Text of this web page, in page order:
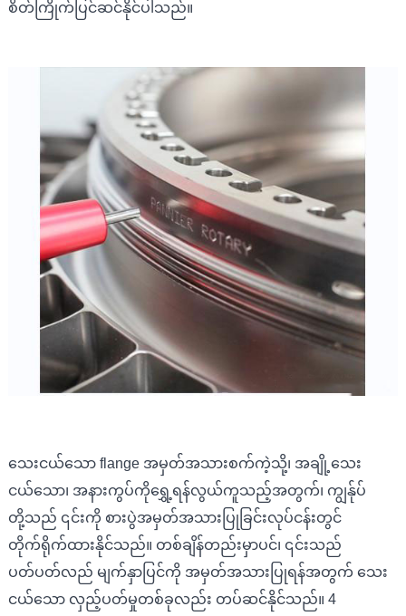
စိတ်ကြိုက်ပြင်ဆင်နိုင်ပါသည်။
သေးငယ်သော flange အမှတ်အသားစက်ကဲ့သို့၊ အချို့သေး
ငယ်သော၊ အနားကွပ်ကိုရွှေ့ရန်လွယ်ကူသည့်အတွက်၊ ကျွန်ုပ်
တို့သည် ၎င်းကို စားပွဲအမှတ်အသားပြုခြင်းလုပ်ငန်းတွင်
တိုက်ရိုက်ထားနိုင်သည်။ တစ်ချိန်တည်းမှာပင်၊ ၎င်းသည်
ပတ်ပတ်လည် မျက်နှာပြင်ကို အမှတ်အသားပြုရန်အတွက် သေး
ငယ်သော လှည့်ပတ်မှုတစ်ခုလည်း တပ်ဆင်နိုင်သည်။ 4